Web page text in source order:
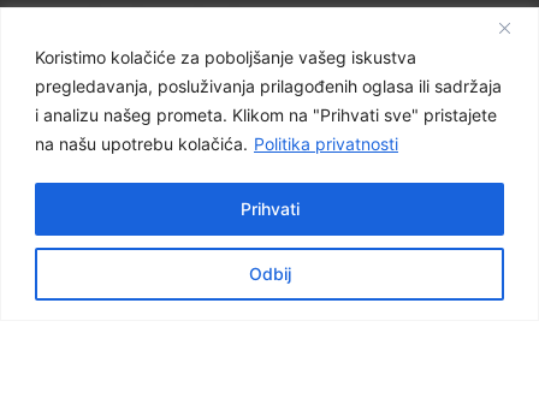
Koristimo kolačiće za poboljšanje vašeg iskustva
pregledavanja, posluživanja prilagođenih oglasa ili sadržaja
i analizu našeg prometa. Klikom na "Prihvati sve" pristajete
na našu upotrebu kolačića. Politika privatnosti
Odbij
Prihvati
e-dnevnik za nastavnike
e-dnevnik za učenike
NCVVO
Virtualna šetnja školom
Virtualna šetnja 360°